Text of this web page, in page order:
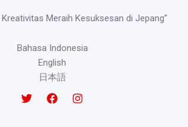
Meraih Kesuksesan di Jepang”
Bahasa Indonesia
English
日本語